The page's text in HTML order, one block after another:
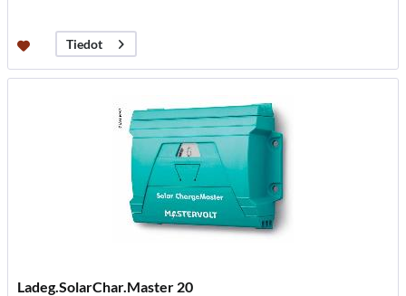
Tiedot
Ladeg.SolarChar.Master 20